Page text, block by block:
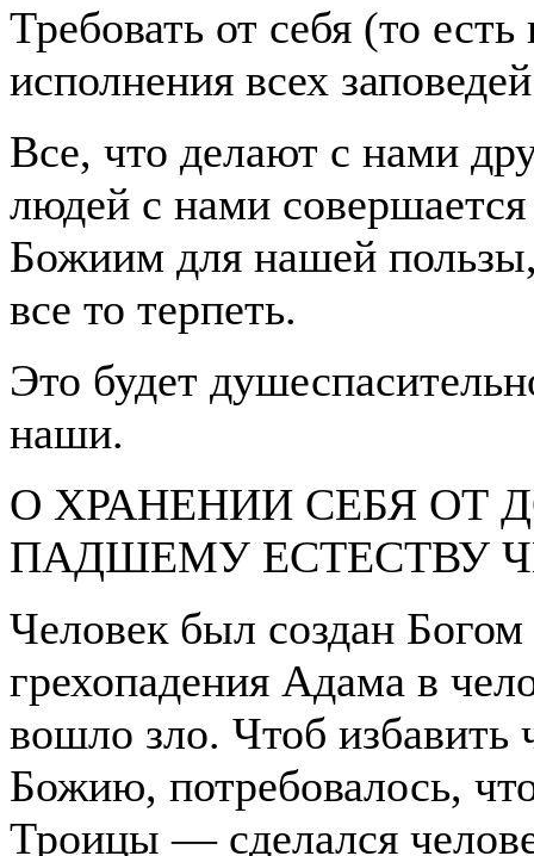
Требовать от себя (то
исполнения всех
Все, что делают с нами
людей с нами
Божиим для нашей
все то терпеть.
Это будет
наши.
О ХРАНЕНИИ СЕБЯ ОТ
ПАДШЕМУ ЕСТЕСТВУ
Человек был создан
грехопадения Адама в
вошло зло. Чтоб избавить
Божию, потребовалось,
Троицы — сделался